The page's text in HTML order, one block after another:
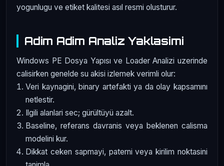
yogunlugu ve etiket kalitesi asıl resmi olusturur.
Adim Adim Analiz Yaklasimi
Windows PE Dosya Yapısı ve Loader Analizi uzerinde
calisirken genelde su akisi izlemek verimli olur:
Veri kaynagini, binary artefakti ya da olay kapsamını
netlestir.
Ilgili alanlari sec; gürültüyü azalt.
Baseline, referans davranis veya beklenen calisma
modelini kur.
Dikkat ceken sapmayi, paterni veya kirilim noktasini